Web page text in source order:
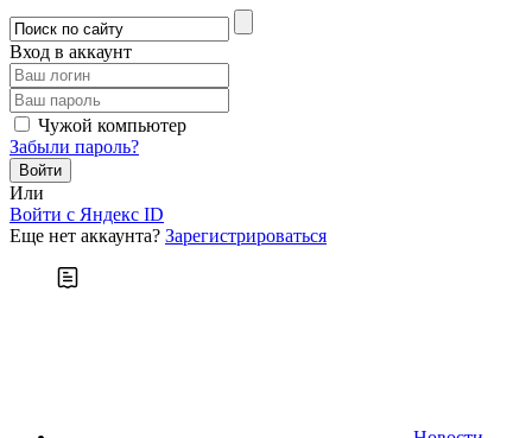
Вход в аккаунт
Чужой компьютер
Забыли пароль?
Или
Войти c Яндекс ID
Еще нет аккаунта? Зарегистрироваться